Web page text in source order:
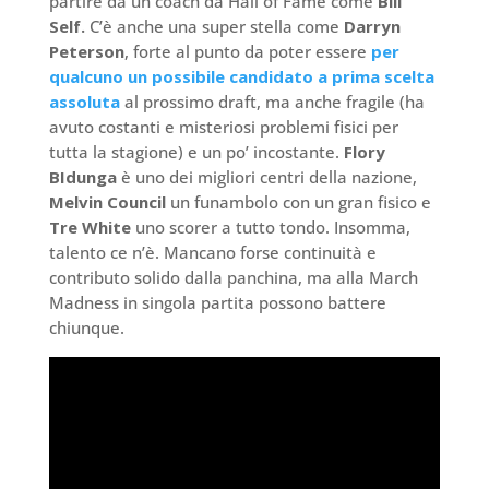
Self.C’è anche una super stella come Darryn
Peterson, forte al punto da poter essere per
qualcuno un possibile candidato a prima scelta
assolutaal prossimo draft, ma anche fragile (ha
avuto costanti e misteriosi problemi fisici per
tutta la stagione) e un po’ incostante. Flory
BIdungaè uno dei migliori centri della nazione,
Melvin Councilun funambolo con un gran fisico e
Tre Whiteuno scorer a tutto tondo. Insomma,
talento ce n’è. Mancano forse continuità e
contributo solido dalla panchina, ma alla March
Madness in singola partita possono battere
chiunque.